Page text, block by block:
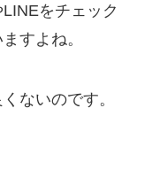
をチェック
すよね。
ないのです。